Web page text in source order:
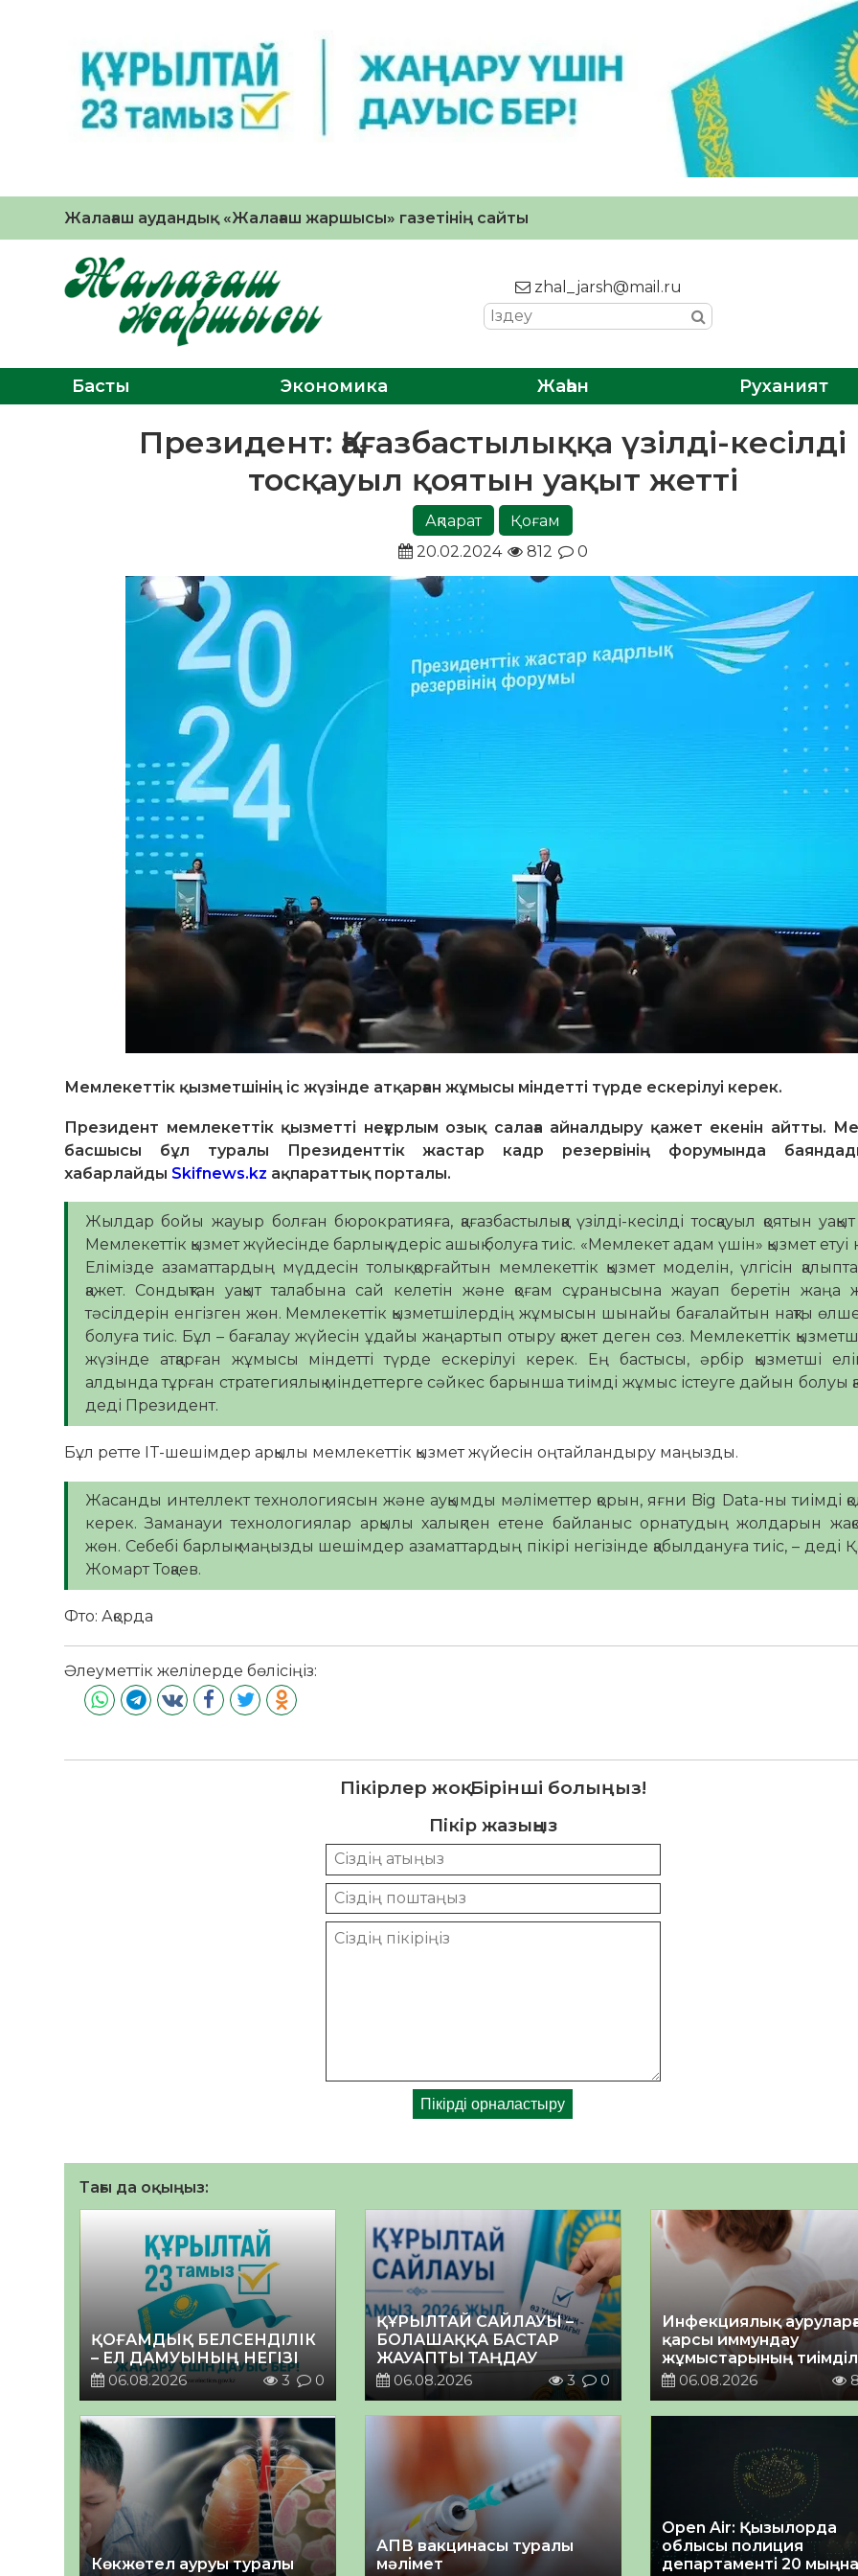
Жалағаш аудандық «Жалағаш жаршысы» газетінің сайты
zhal_jarsh@mail.ru
Басты Экономика Жаһан Руханият
Президент: Қағазбастылыққа үзілді-кесілді
тосқауыл қоятын уақыт жетті
Ақпарат
Қоғам
20.02.2024
812 0
Мемлекеттік қызметшінің іс жүзінде атқарған жұмысы міндетті түрде ескерілуі керек.
Президент мемлекеттік қызметті неғұрлым озық салаға айналдыру қажет екенін айтты.
басшысы бұл туралы Президенттік жастар кадр резервінің форумында
хабарлайды Skifnews.kz ақпараттық порталы.
Жылдар бойы жауыр болған бюрократияға, қағазбастылыққа үзілді-кесілді тосқауыл қоятын уақыт
Мемлекеттік қызмет жүйесінде барлық үдеріс ашық болуға тиіс. «Мемлекет адам үшін» қызмет етуі
Елімізде азаматтардың мүддесін толық қорғайтын мемлекеттік қызмет моделін, үлгісін
қажет. Сондықтан уақыт талабына сай келетін және қоғам сұранысына жауап беретін жаңа
тәсілдерін енгізген жөн. Мемлекеттік қызметшілердің жұмысын шынайы бағалайтын нақты
болуға тиіс. Бұл – бағалау жүйесін ұдайы жаңартып отыру қажет деген сөз. Мемлекеттік
жүзінде атқарған жұмысы міндетті түрде ескерілуі керек. Ең бастысы, әрбір қызметші
алдында тұрған стратегиялық міндеттерге сәйкес барынша тиімді жұмыс істеуге дайын болуы
деді Президент.
Бұл ретте IT-шешімдер арқылы мемлекеттік қызмет жүйесін оңтайландыру маңызды.
Жасанды интеллект технологиясын және ауқымды мәліметтер қорын, яғни Big Data-ны тиімді
керек. Заманауи технологиялар арқылы халықпен етене байланыс орнатудың жолдарын
жөн. Себебі барлық маңызды шешімдер азаматтардың пікірі негізінде қабылдануға тиіс, – деді
Жомарт Тоқаев.
Фто: Ақорда
Әлеуметтік желілерде бөлісіңіз:
Пікірлер жоқ. Бірінші болыңыз!
Пікір жазыңыз
Тағы да оқыңыз:
ҚОҒАМДЫҚ БЕЛСЕНДІЛІК
– ЕЛ ДАМУЫНЫҢ НЕГІЗІ
06.08.2026
3 0
ҚҰРЫЛТАЙ САЙЛАУЫ –
БОЛАШАҚҚА БАСТАР
ЖАУАПТЫ ТАҢДАУ
06.08.2026
3 0
Инфекциялық
қарсы иммундау
жұмыстарының
06.08.2026
8
Көкжөтел ауруы туралы
АПВ вакцинасы туралы
мәлімет
Open Air: Қызылорда
облысы полиция
департаменті 20